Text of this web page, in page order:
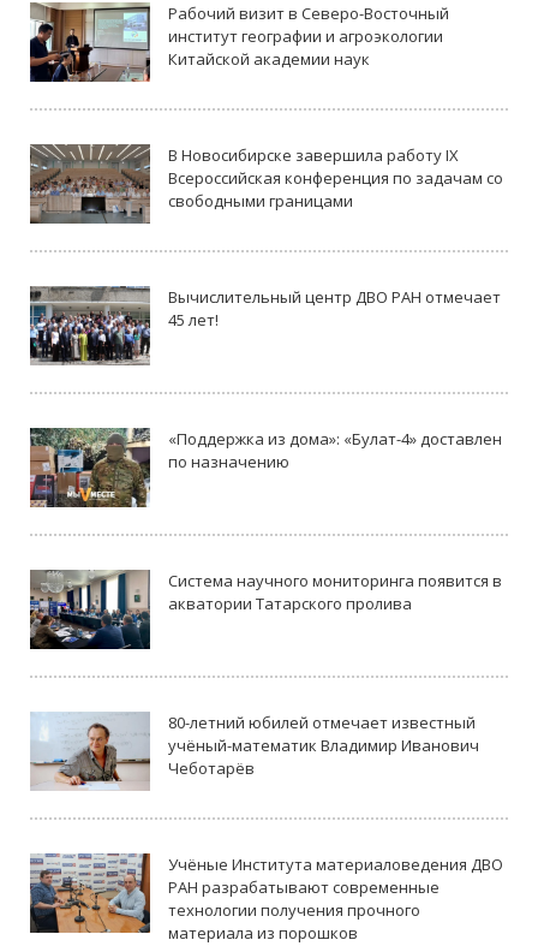
Рабочий визит в Северо-Восточный
институт географии и агроэкологии
Китайской академии наук
В Новосибирске завершила работу IX
Всероссийская конференция по задачам со
свободными границами
Вычислительный центр ДВО РАН отмечает
45 лет!
«Поддержка из дома»: «Булат-4» доставлен
по назначению
Система научного мониторинга появится в
акватории Татарского пролива
80-летний юбилей отмечает известный
учёный-математик Владимир Иванович
Чеботарёв
Учёные Института материаловедения ДВО
РАН разрабатывают современные
технологии получения прочного
материала из порошков